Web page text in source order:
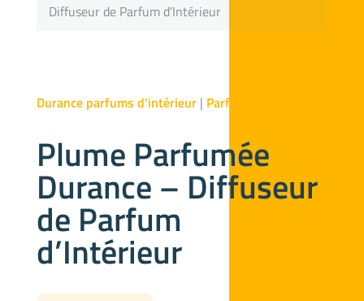
Diffuseur de Parfum d’Intérieur
Durance parfums d'intérieur| Parfum d'ambiance
Plume Parfumée
Durance – Diffuseur
de Parfum
d’Intérieur